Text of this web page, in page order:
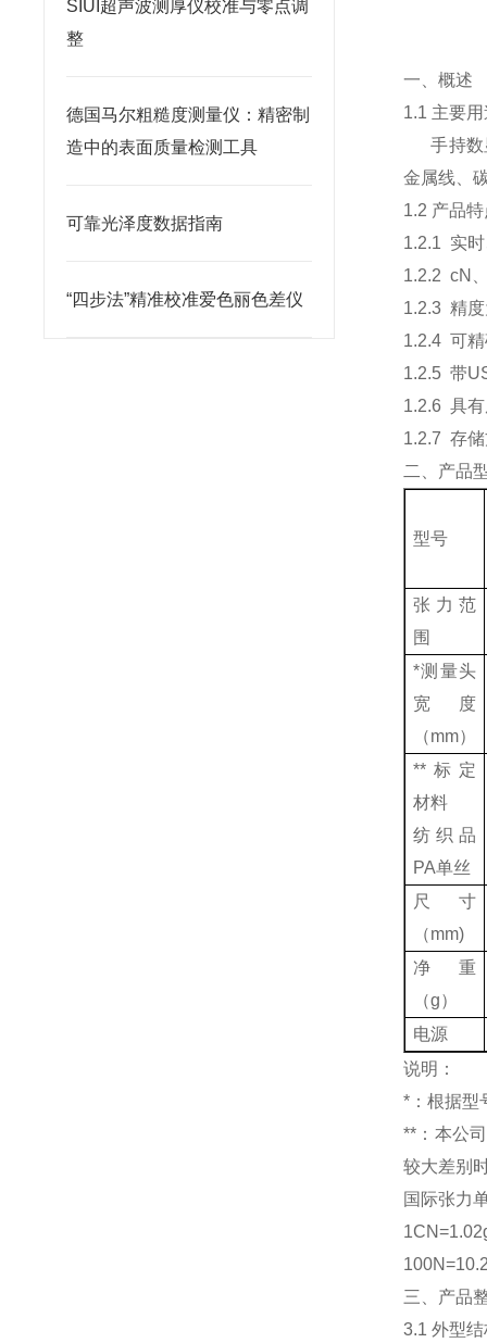
SIUI超声波测厚仪校准与零点调
整
德国马尔粗糙度测量仪：精密制
造中的表面质量检测工具
可靠光泽度数据指南
“四步法”精准校准爱色丽色差仪
一、概述
1.1 主要
手持数
金属线、
1.2 产品
1.2.1 实
1.2.2 cN
1.2.3 精
1.2.4 可
1.2.5 带
1.2.6 具
1.2.7 存
二、产品
型号
张力范
围
*测量头
宽度
（mm）
**标定
材料
纺织品
PA单丝
尺寸
（mm)
净重
（g）
电源
说明：
*：根据型
**：本公
较大差别
国际张力
三、产品
3.1 外型